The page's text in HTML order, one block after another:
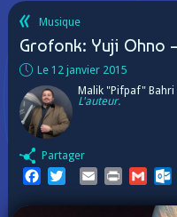
Musique
Grofonk: Yuji Ohno
Le 12 janvier 2015
Malik "Pifpaf" Bahri
L'auteur.
Partager
FacebookTwitterEmailPrint